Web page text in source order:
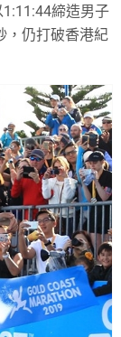
締造男子
，仍打破香港紀